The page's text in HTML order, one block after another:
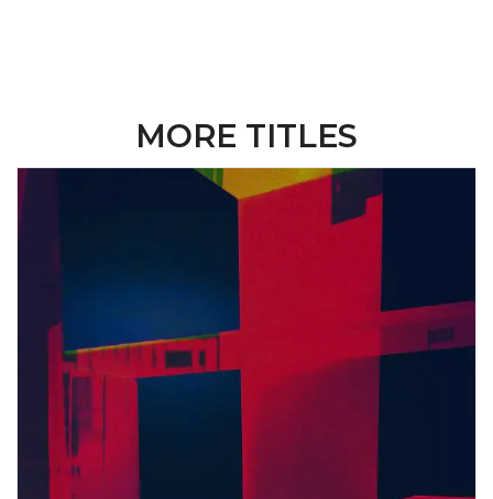
MORE TITLES